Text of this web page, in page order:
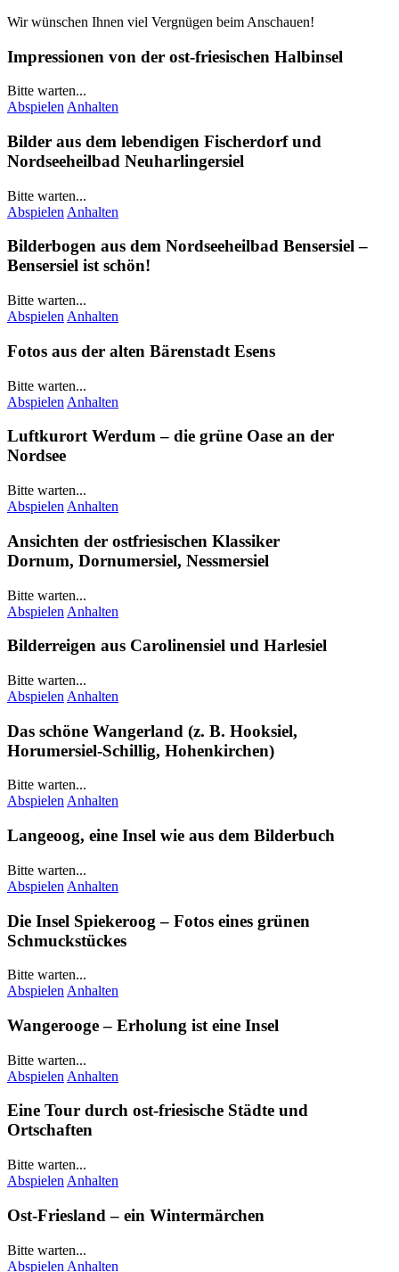
Wir wünschen Ihnen viel Vergnügen beim Anschauen!
Impressionen von der ost-friesischen Halbinsel
Bitte warten...
Abspielen Anhalten
Bilder aus dem lebendigen Fischerdorf und
Nordseeheilbad Neuharlingersiel
Bitte warten...
Abspielen Anhalten
Bilderbogen aus dem Nordseeheilbad Bensersiel–
Bensersiel ist schön!
Bitte warten...
Abspielen Anhalten
Fotos aus der alten Bärenstadt Esens
Bitte warten...
Abspielen Anhalten
LuftkurortWerdum– die grüne Oase an der
Nordsee
Bitte warten...
Abspielen Anhalten
Ansichten der ostfriesischen Klassiker
Dornum, Dornumersiel, Nessmersiel
Bitte warten...
Abspielen Anhalten
Bilderreigen aus Carolinensiel und Harlesiel
Bitte warten...
Abspielen Anhalten
Das schöne Wangerland (z. B. Hooksiel,
Horumersiel-Schillig, Hohenkirchen)
Bitte warten...
Abspielen Anhalten
Langeoog, eine Insel wie aus dem Bilderbuch
Bitte warten...
Abspielen Anhalten
Die Insel Spiekeroog – Fotos eines grünen
Schmuckstückes
Bitte warten...
Abspielen Anhalten
Wangerooge– Erholung ist eine Insel
Bitte warten...
Abspielen Anhalten
Eine Tour durch ost-friesische Städte und
Ortschaften
Bitte warten...
Abspielen Anhalten
Ost-Friesland – ein Wintermärchen
Bitte warten...
Abspielen Anhalten